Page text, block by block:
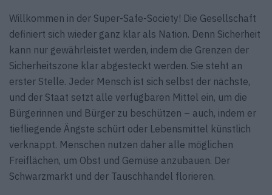
Willkommen in der Super-Safe-Society! Die Gesellschaft
definiert sich wieder ganz klar als Nation. Denn Sicherheit
kann nur gewährleistet werden, indem die Grenzen der
Sicherheitszone klar abgesteckt werden. Sie steht an
erster Stelle. Jeder Mensch ist sich selbst der nächste,
und der Staat setzt alle verfügbaren Mittel ein, um die
Bürgerinnen und Bürger zu beschützen – auch, indem er
tiefliegende Ängste schürt oder Lebensmittel künstlich
verknappt. Menschen nutzen daher alle möglichen
Freiflächen, um Obst und Gemüse anzubauen. Der
Schwarzmarkt und der Tauschhandel florieren.